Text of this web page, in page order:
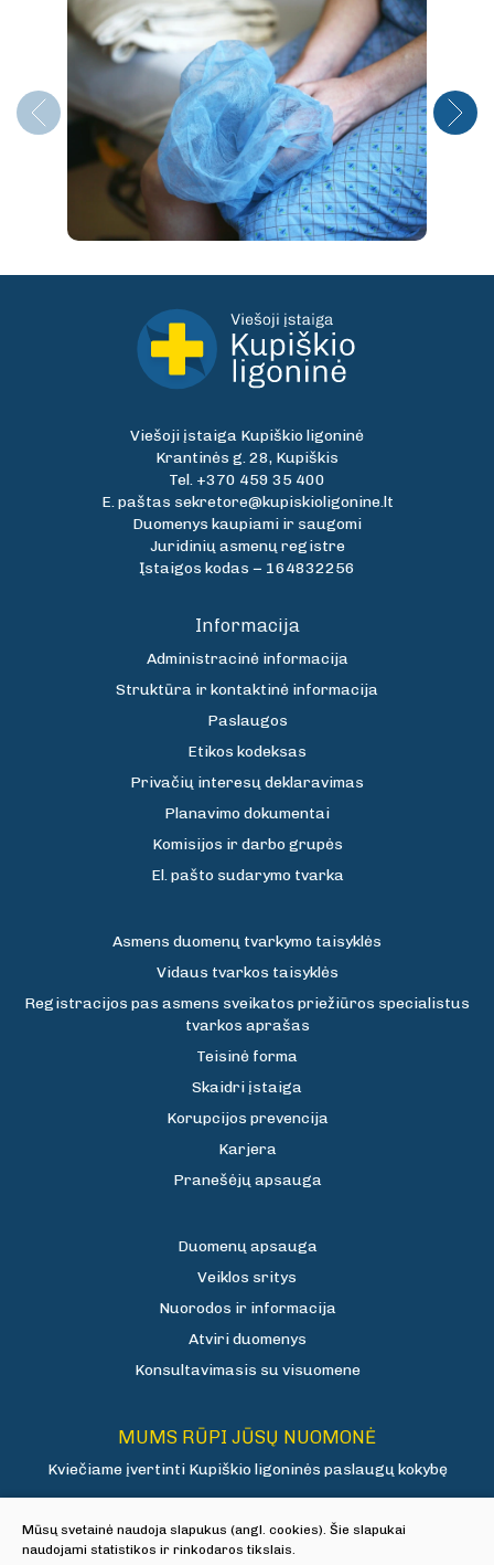
Viešoji įstaiga Kupiškio ligoninė
Krantinės g. 28, Kupiškis
Tel. +370 459 35 400
E. paštas sekretore@kupiskioligonine.lt
Duomenys kaupiami ir saugomi
Juridinių asmenų registre
Įstaigos kodas − 164832256
Informacija
Administracinė informacija
Struktūra ir kontaktinė informacija
Paslaugos
Etikos kodeksas
Privačių interesų deklaravimas
Planavimo dokumentai
Komisijos ir darbo grupės
El. pašto sudarymo tvarka
Asmens duomenų tvarkymo taisyklės
Vidaus tvarkos taisyklės
Registracijos pas asmens sveikatos priežiūros specialistus
tvarkos aprašas
Teisinė forma
Skaidri įstaiga
Korupcijos prevencija
Karjera
Pranešėjų apsauga
Duomenų apsauga
Veiklos sritys
Nuorodos ir informacija
Atviri duomenys
Konsultavimasis su visuomene
MUMS RŪPI JŪSŲ NUOMONĖ
Kviečiame įvertinti Kupiškio ligoninės paslaugų kokybę
Vertinti
Mūsų svetainė naudoja slapukus (angl. cookies). Šie slapukai
naudojami statistikos ir rinkodaros tikslais.